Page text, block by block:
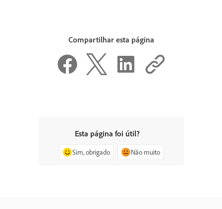
Compartilhar esta página
Esta página foi útil?
Sim, obrigado Não muito